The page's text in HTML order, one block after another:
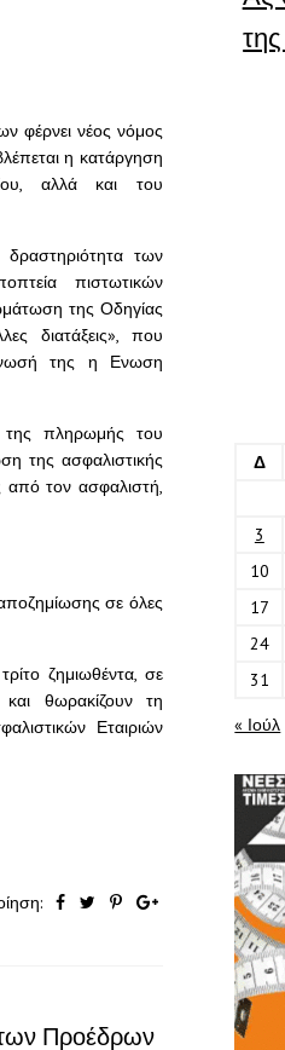
φέρνει νέος νόμος
η κατάργηση
αλλά και του
των
πιστωτικών
της Οδηγίας
διατάξεις», που
της η Ενωση
της πληρωμής του
της ασφαλιστικής
από τον ασφαλιστή,
σε όλες
ζημιωθέντα, σε
θωρακίζουν τη
Εταιριών
Προέδρων
Δ
3
10
17
24
31
« Ιούλ